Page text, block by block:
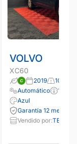
VOLVO
XC60
2019
Automático
163 CV
Azul
Garantía 12 meses
Vendido por:TB